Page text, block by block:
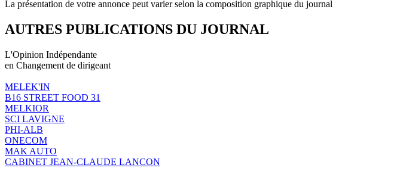
La présentation de votre annonce peut varier selon la composition graphique du journal
AUTRES PUBLICATIONS DU JOURNAL
L'Opinion Indépendante
en Changement de dirigeant
MELEK'IN
B16 STREET FOOD 31
MELKIOR
SCI LAVIGNE
PHI-ALB
ONECOM
MAK AUTO
CABINET JEAN-CLAUDE LANCON